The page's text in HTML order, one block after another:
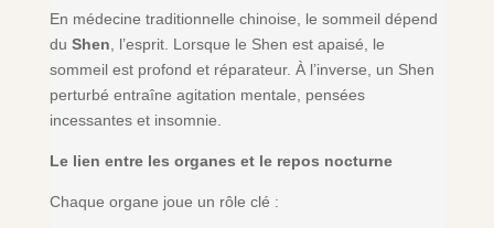
En médecine traditionnelle chinoise, le sommeil dépend
du Shen , l’esprit. Lorsque le Shen est apaisé, le
sommeil est profond et réparateur. À l’inverse, un Shen
perturbé entraîne agitation mentale, pensées
incessantes et insomnie.
Le lien entre les organes et le repos nocturne
Chaque organe joue un rôle clé :